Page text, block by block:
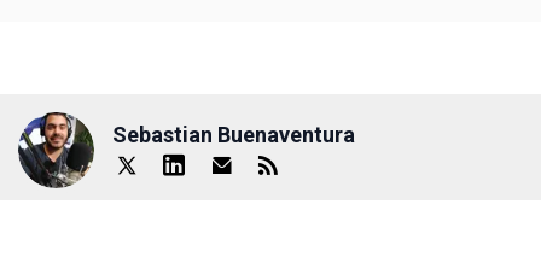
Sebastian Buenaventura